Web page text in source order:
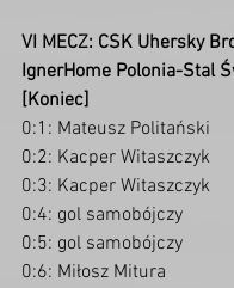
VI MECZ: CSK Uhersky
IgnerHome Polonia-Stal
[Koniec]
0:1: Mateusz Politański
0:2: Kacper Witaszczyk
0:3: Kacper Witaszczyk
0:4: gol samobójczy
0:5: gol samobójczy
0:6: Miłosz Mitura